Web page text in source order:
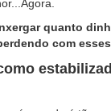
quanto
com